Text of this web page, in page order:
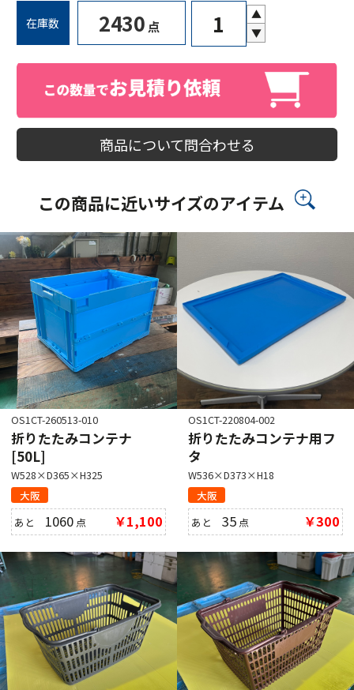
在庫数 2430 点
▲
▼
商品について問合わせる
この商品に近いサイズのアイテム
OS1CT-260513-010
折りたたみコンテナ
[50L]
W528×D365×H325
大阪
あと 1060 点 ￥1,100
OS1CT-220804-002
折りたたみコンテナ用フ
タ
W536×D373×H18
大阪
あと35 点 ￥300